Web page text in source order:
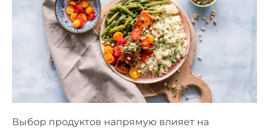
Выбор продуктов напрямую влияет на